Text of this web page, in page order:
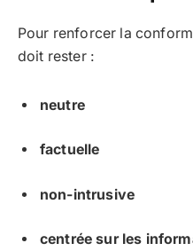
Pour renforcer la
doit rester :
neutre
factuelle
non-intrusive
centrée sur les